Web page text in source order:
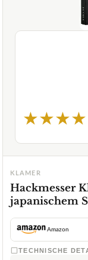
★★★★
KLAMER
Hackmesser
japanischem
Amazon
TECHNISCHE